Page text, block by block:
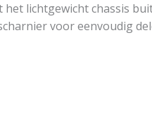
lichtgewicht chassis
voor eenvoudig